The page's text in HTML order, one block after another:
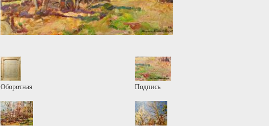
Оборотная Подпись